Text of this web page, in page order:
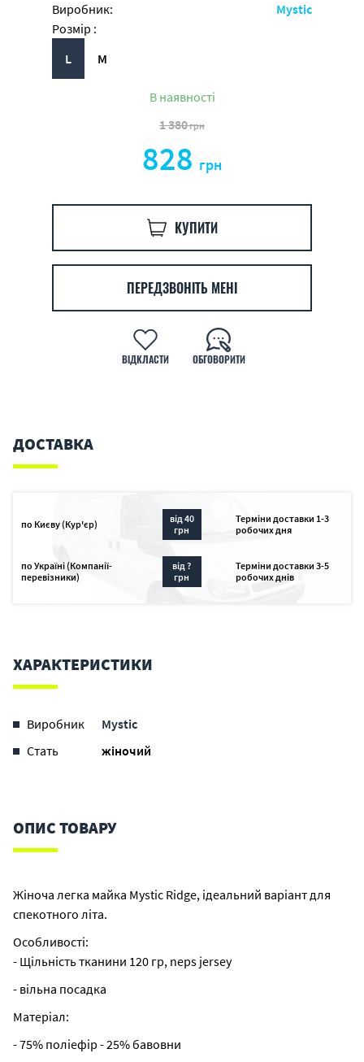
Виробник:
Mystic
Розмір :
L
M
В наявності
1 380грн
828 грн
КУПИТИ
ПЕРЕДЗВОНІТЬ МЕНІ
ВІДКЛАСТИ ОБГОВОРИТИ
ДОСТАВКА
по Києву (Кур'єр)
від 40
грн
Терміни доставки 1-3
робочих дня
по Україні (Компанії-
перевізники)
від ?
грн
Терміни доставки 3-5
робочих днів
ХАРАКТЕРИСТИКИ
Виробник
Mystic
Стать
жіночий
ОПИС ТОВАРУ
Жіноча легка майка Mystic Ridge, ідеальний варіант для
спекотного літа.
Особливості:
- Щільність тканини 120 гр, neps jersey
- вільна посадка
Матеріал:
- 75% поліефір - 25% бавовни